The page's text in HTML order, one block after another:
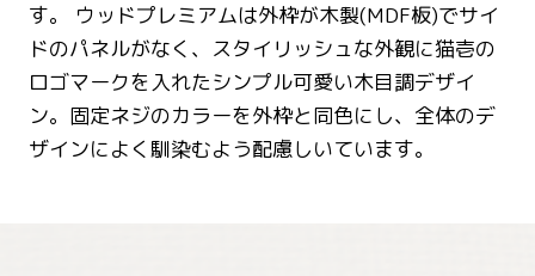
す。 ウッドプレミアムは外枠が木製(MDF板)でサイ
ドのパネルがなく、スタイリッシュな外観に猫壱の
ロゴマークを入れたシンプル可愛い木目調デザイ
ン。固定ネジのカラーを外枠と同色にし、全体のデ
ザインによく馴染むよう配慮しいています。